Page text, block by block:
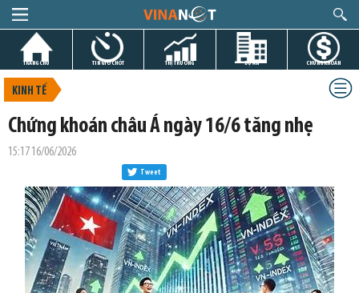
TRANG CHỦ TIN GIỜ CHÓT THỊ TRƯỜNG DỰ ÁN CHỨNG KHOÁN
KINH TẾ
Chứng khoán châu Á ngày 16/6 tăng nhẹ
15:17 16/06/2026
Tweet